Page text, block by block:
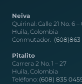
Neiva
Quirinal: Calle 21 No. 6
Huila, Colombia
Conmutador: (608)863
Pitalito
Carrera 2 No. 1 – 27
Huila, Colombia
Teléfono: (608) 835